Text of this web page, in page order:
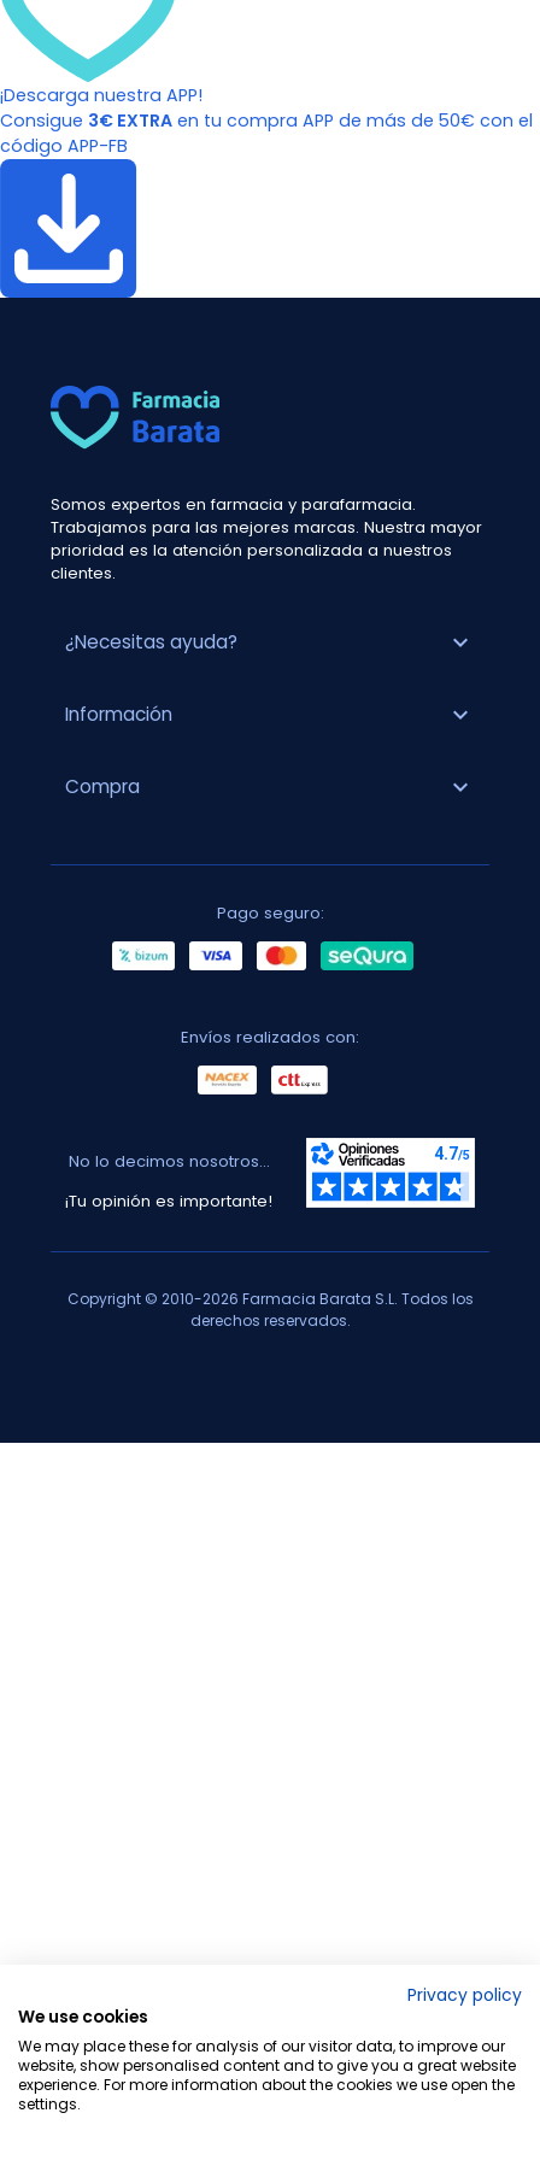
¡Descarga nuestra APP!
Consigue 3€ EXTRA en tu compra APP de más de 50€ con el
código APP-FB
Somos expertos en farmacia y parafarmacia.
Trabajamos para las mejores marcas. Nuestra mayor
prioridad es la atención personalizada a nuestros
clientes.
¿Necesitas ayuda? expand_more
Información expand_more
Compra expand_more
Pago seguro:
Envíos realizados con:
No lo decimos nosotros...
¡Tu opinión es importante!
Copyright © 2010-2026 Farmacia Barata S.L. Todos los
derechos reservados.
Privacy policy
We use cookies
We may place these for analysis of our visitor data, to improve our
website, show personalised content and to give you a great website
experience. For more information about the cookies we use open the
settings.